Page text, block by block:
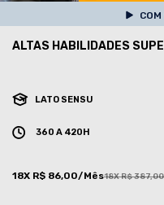
ALTAS HABILIDADES
LATO SENSU
360 A 420H
18X R$ 86,00/Mês18X R$